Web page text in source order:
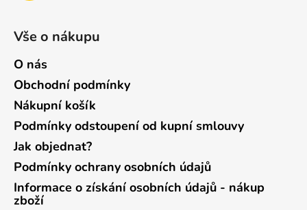
Vše o nákupu
O nás
Obchodní podmínky
Nákupní košík
Podmínky odstoupení od kupní smlouvy
Jak objednat?
Podmínky ochrany osobních údajů
Informace o získání osobních údajů - nákup
zboží